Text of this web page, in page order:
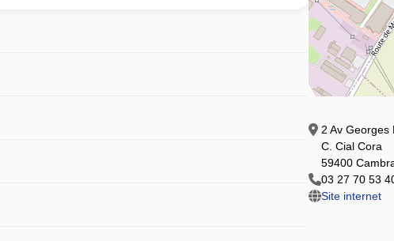
2 Av Georges
C. Cial Cora
59400
03 27 70 53
Site internet